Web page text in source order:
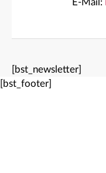
E-Mail:
[bst_newsletter]
[bst_footer]